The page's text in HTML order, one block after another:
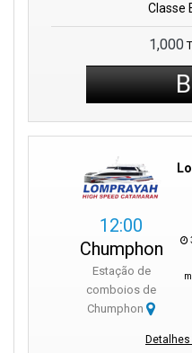
Classe
1,000
12:00
Chumphon
Estação de
comboios de
Chumphon